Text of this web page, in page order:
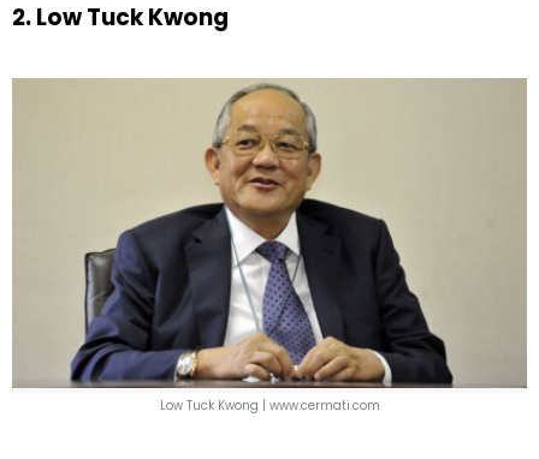
2. Low Tuck Kwong
Low Tuck Kwong | www.cermati.com